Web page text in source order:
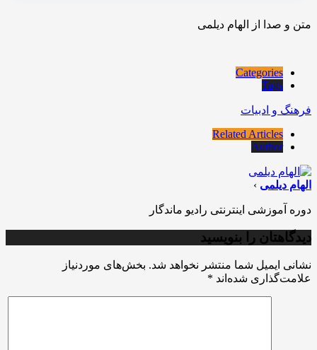
متن و صدا از الهام دیلمی
Categories
Tags
فرهنگ و ادبیات
Related Articles
Author
الهام دیلمی ›
دوره آموزشی اینترنتی رادیو ماندگار
دیدگاهتان را بنویسید
نشانی ایمیل شما منتشر نخواهد شد. بخش‌های موردنیاز
علامت‌گذاری شده‌اند *